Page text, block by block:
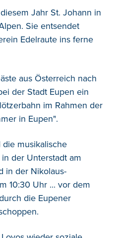
Jahr St. Johann in
Sie entsendet
Edelraute ins ferne
aus Österreich nach
der Stadt Eupen ein
im Rahmen der
in Eupen".
musikalische
der Unterstadt am
in der Nikolaus-
10:30 Uhr ... vor dem
die Eupener